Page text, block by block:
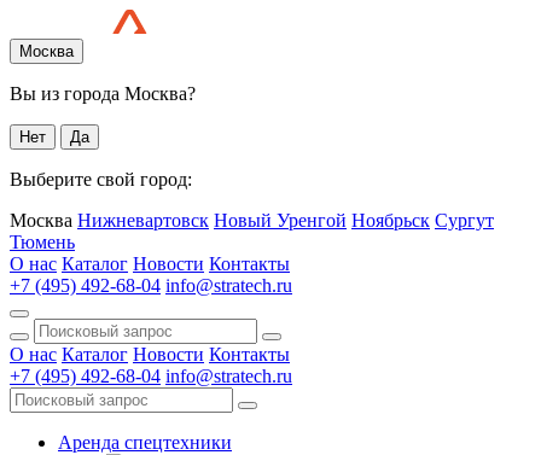
Москва
Вы из города Москва?
Нет Да
Выберите свой город:
Москва Нижневартовск Новый Уренгой Ноябрьск Сургут
Тюмень
О нас Каталог Новости Контакты
+7 (495) 492-68-04 info@stratech.ru
О нас Каталог Новости Контакты
+7 (495) 492-68-04 info@stratech.ru
Аренда спецтехники